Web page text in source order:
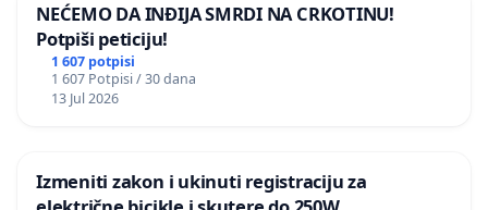
NEĆEMO DA INĐIJA SMRDI NA CRKOTINU!
Potpiši peticiju!
1 607 potpisi
1 607 Potpisi / 30 dana
13 Jul 2026
Izmeniti zakon i ukinuti registraciju za